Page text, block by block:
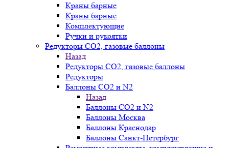
Краны барные
Краны барные
Комплектующие
Ручки и рукоятки
Редукторы СО2, газовые баллоны
Назад
Редукторы СО2, газовые баллоны
Редукторы
Баллоны СО2 и N2
Назад
Баллоны СО2 и N2
Баллоны Москва
Баллоны Краснодар
Баллоны Санкт-Петербург